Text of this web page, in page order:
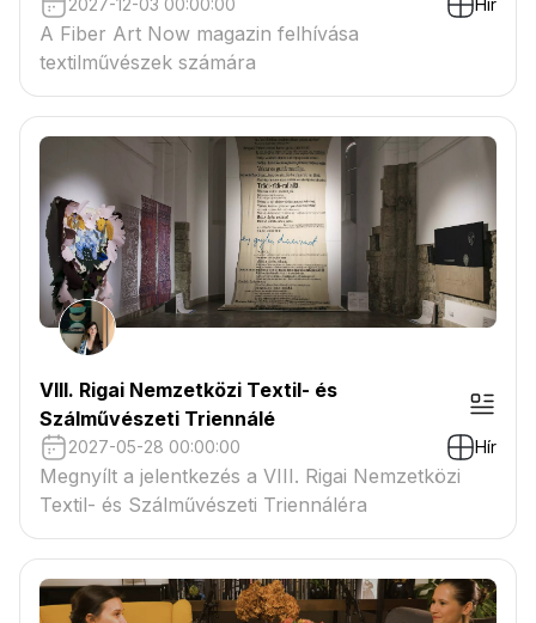
A Fiber Art Now magazin felhívása
textilművészek számára
VIII. Rigai Nemzetközi Textil- és
Szálművészeti Triennálé
2027-05-28 00:00:00 Hír
Megnyílt a jelentkezés a VIII. Rigai Nemzetközi
Textil- és Szálművészeti Triennáléra